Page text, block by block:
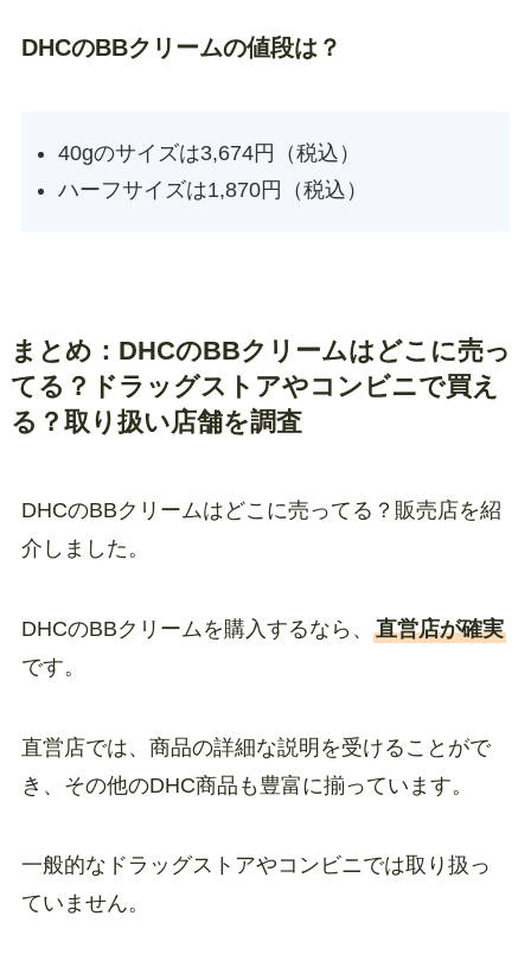
DHCのBBクリームの値段は？
40gのサイズは3,674円（税込）
ハーフサイズは1,870円（税込）
まとめ：DHCのBBクリームはどこに売っ
てる？ドラッグストアやコンビニで買え
る？取り扱い店舗を調査
DHCのBBクリームはどこに売ってる？販売店を紹
介しました。
DHCのBBクリームを購入するなら、 直営店が確実
です。
直営店では、商品の詳細な説明を受けることがで
き、その他のDHC商品も豊富に揃っています。
一般的なドラッグストアやコンビニでは取り扱っ
ていません。